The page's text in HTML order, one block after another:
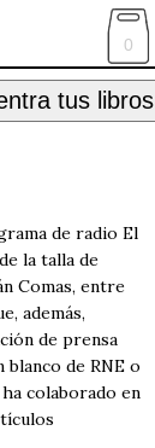
0
tus libros
de radio El
la talla de
Comas, entre
además,
de prensa
de RNE o
colaborado en